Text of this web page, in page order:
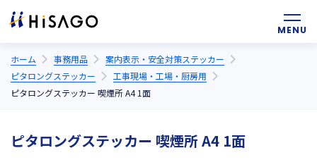
ホーム 事務用品
案内表示・安全対策ステッカー
ピタロングステッカー
工事現場・工場・厨房用
ピタロングステッカー 喫煙所 A4 1面
ピタロングステッカー 喫煙所 A4 1面